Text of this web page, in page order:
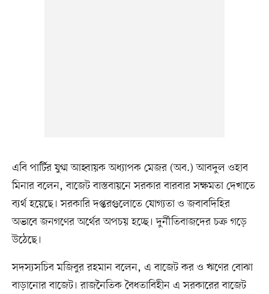
এবি পার্টির যুগ্ম আহ্বায়ক অধ্যাপক মেজর (অব.) আবদুল ওহাব
মিনার বলেন, বাজেট বাস্তবায়নে সরকার বারবার সক্ষমতা দেখাতে
ব্যর্থ হয়েছে। সরকারি দপ্তরগুলোতে যোগ্যতা ও জবাবদিহির
অভাবে জনগণের অর্থের অপচয় হচ্ছে। দুর্নীতিবাজদের চক্র গড়ে
উঠেছে।
সদস্যসচিব মজিবুর রহমান বলেন, এ বাজেট কর ও ঋণের বোঝা
বাড়ানোর বাজেট। রাজনৈতিক বৈধতাবিহীন এ সরকারের বাজেট